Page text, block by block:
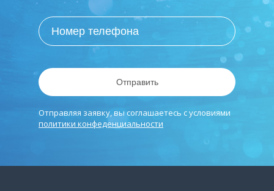
Отправить
Отправляя заявку, вы соглашаетесь с условиями
политики конфеденциальности